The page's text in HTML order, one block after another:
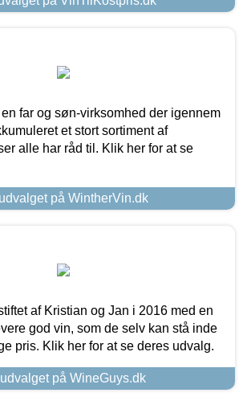
far og søn-virksomhed der igennem
et stort sortiment af
alle har råd til. Klik her for at se
på WintherVin.dk
af Kristian og Jan i 2016 med en
god vin, som de selv kan stå inde
pris. Klik her for at se deres udvalg.
på WineGuys.dk